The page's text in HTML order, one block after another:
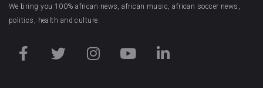
We bring you 100% african news, african music, african soccer news,
politics, health and culture.